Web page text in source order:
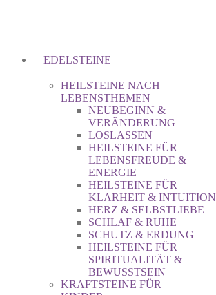
EDELSTEINE
HEILSTEINE NACH
LEBENSTHEMEN
NEUBEGINN &
VERÄNDERUNG
LOSLASSEN
HEILSTEINE FÜR
LEBENSFREUDE &
ENERGIE
HEILSTEINE FÜR
KLARHEIT & INTUITION
HERZ & SELBSTLIEBE
SCHLAF & RUHE
SCHUTZ & ERDUNG
HEILSTEINE FÜR
SPIRITUALITÄT &
BEWUSSTSEIN
KRAFTSTEINE FÜR